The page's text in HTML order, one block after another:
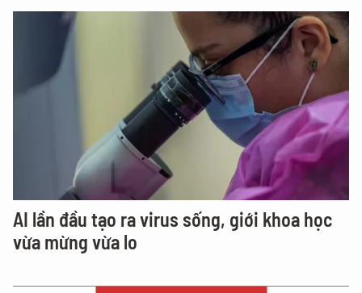
AI lần đầu tạo ra virus sống, giới khoa học
vừa mừng vừa lo